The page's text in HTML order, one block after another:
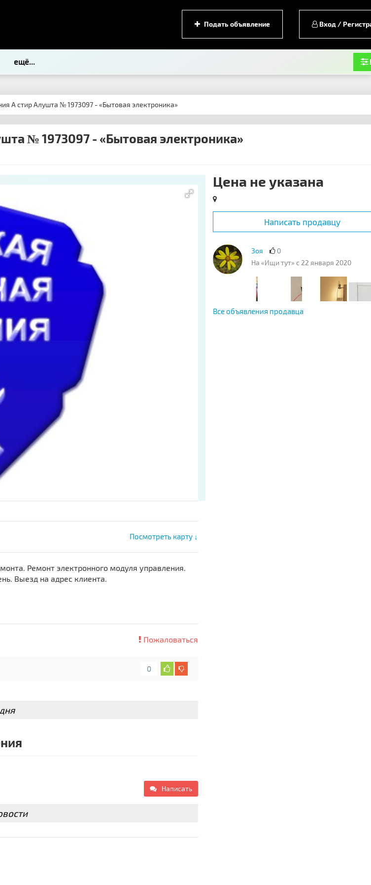
Подать объявление Вход /
ещё...
А стир Алушта № 1973097 - «Бытовая электроника»
№ 1973097 - «Бытовая электроника»
Цена не указана
Написать продавцу
Зоя
0
На «Ищи тут» с 22 января 2020
Все объявления продавца
Посмотреть карту ↓
Ремонт электронного модуля управления.
Выезд на адрес клиента.
Пожаловаться
0
Написать